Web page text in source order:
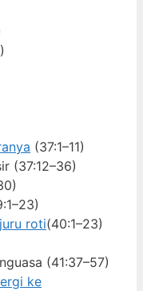
(37:1–11)
(37:12–36)
roti(40:1–23)
(41:37–57)
ke